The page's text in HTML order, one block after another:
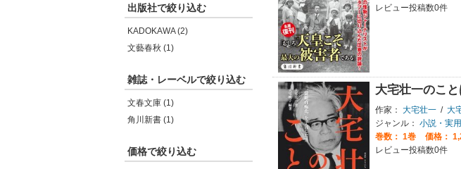
出版社で絞り込む
KADOKAWA (2)
文藝春秋 (1)
雑誌・レーベルで絞り込む
文春文庫 (1)
角川新書 (1)
価格で絞り込む
レビュー投稿数0件
大宅壮一のこ
作家： 大宅壮一 / 大
ジャンル： 小説・実
巻数： 1巻
価格：
レビュー投稿数0件